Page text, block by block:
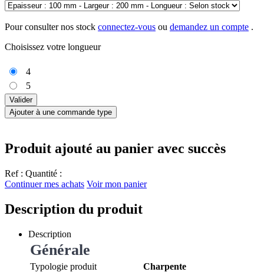
Pour consulter nos stock connectez-vous ou demandez un compte .
Choisissez votre longueur
4
5
Valider
Ajouter à une commande type
Produit ajouté au panier avec succès
Ref : Quantité :
Continuer mes achats Voir mon panier
Description du produit
Description
Générale
Typologie produit
Charpente